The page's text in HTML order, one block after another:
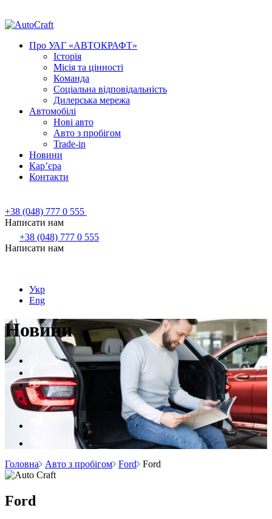
Про УАГ «АВТОКРАФТ»
Історія
Місія та цінності
Команда
Соціальна відповідальність
Дилерська мережа
Автомобілі
Нові авто
Авто з пробігом
Trade-in
Новини
Кар’єра
Контакти
+38 (048) 777 0 555
Написати нам
+38 (048) 777 0 555
Написати нам
Укр
Eng
Новини
Головна Авто з пробігом Ford Ford
Ford